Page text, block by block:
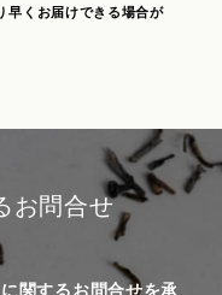
早くお届けできる場合が
お問合せ
関するお問合せを承